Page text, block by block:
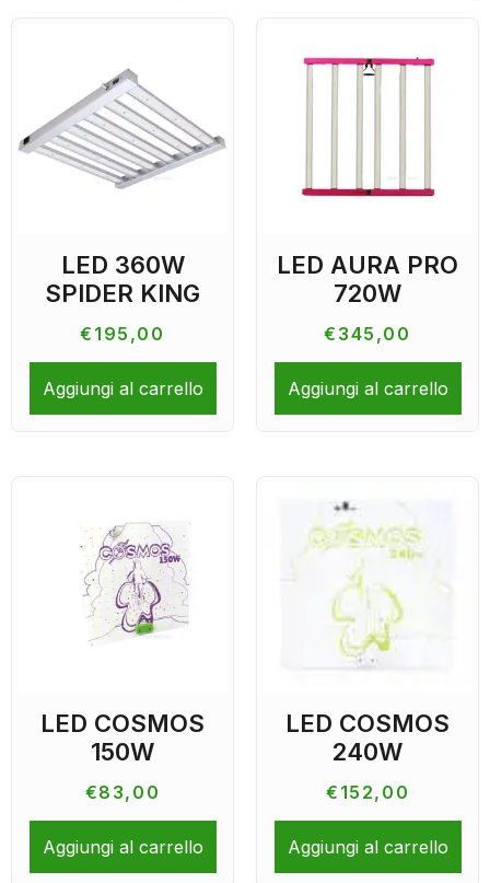
LED 360W
SPIDER KING
€ 195,00
Aggiungi al carrello
LED AURA PRO
720W
€ 345,00
Aggiungi al carrello
LED COSMOS
150W
€83,00
Aggiungi al carrello
LED COSMOS
240W
€ 152,00
Aggiungi al carrello